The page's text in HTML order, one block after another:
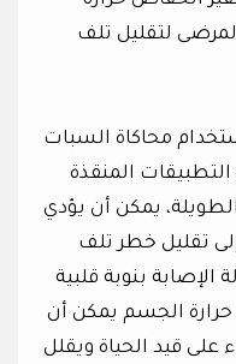
لتقليل تلف
محاكاة السبات
المنقذة
الطويلة، يمكن أن يؤدي
تقليل خطر تلف
بنوبة قلبية
حرارة الجسم يمكن أن
قيد الحياة ويقلل